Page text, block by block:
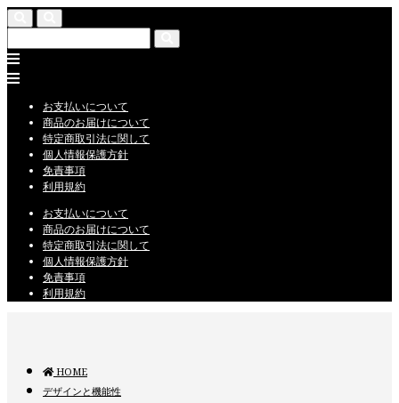
お支払いについて
商品のお届けについて
特定商取引法に関して
個人情報保護方針
免責事項
利用規約
お支払いについて
商品のお届けについて
特定商取引法に関して
個人情報保護方針
免責事項
利用規約
HOME
デザインと機能性